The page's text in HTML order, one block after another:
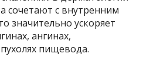
сочетают с внутренним
значительно ускоряет
ангинах,
пищевода.